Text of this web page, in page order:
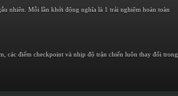
nhiên. Mỗi lần khởi động nghĩa là 1 trải nghiệm hoàn toàn
các điểm checkpoint và nhịp độ trận chiến luôn thay đổi trong